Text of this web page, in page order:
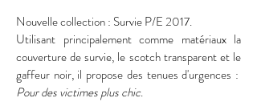
Nouvelle collection : Survie P/E 2017.
Utilisant principalement comme matériaux la
couverture de survie, le scotch transparent et le
gaffeur noir, il propose des tenues d'urgences :
Pour des victimes plus chic.